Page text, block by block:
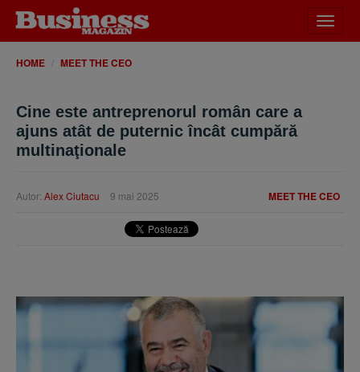
meniu
HOME MEET THE CEO
Cine este antreprenorul român care a
ajuns atât de puternic încât cumpără
multinaţionale
MEET THE CEO
Autor: Alex Ciutacu 9 mai 2025